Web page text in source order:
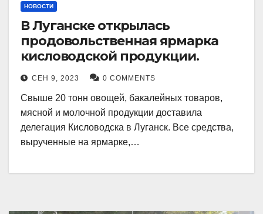
НОВОСТИ
В Луганске открылась
продовольственная ярмарка
кисловодской продукции.
СЕН 9, 2023 0 COMMENTS
Свыше 20 тонн овощей, бакалейных товаров,
мясной и молочной продукции доставила
делегация Кисловодска в Луганск. Все средства,
вырученные на ярмарке,…